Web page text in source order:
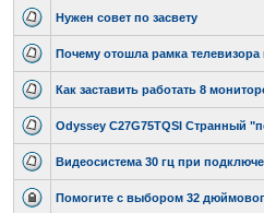
Нужен совет по засвету
Почему отошла рамка телевизора
Как заставить работать 8
Odyssey C27G75TQSI Странный
Видеосистема 30 гц при
Помогите с выбором 32